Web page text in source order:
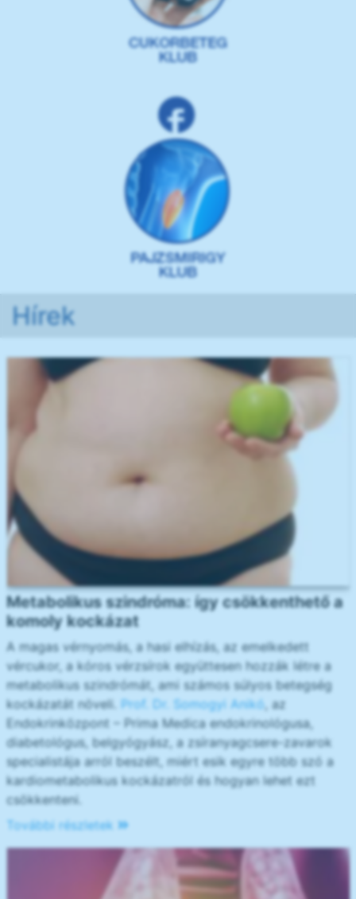
Hírek
Metabolikus szindróma: így csökkenthető a
komoly kockázat
A magas vérnyomás, a hasi elhízás, az emelkedett
vércukor, a kóros vérzsírok együttesen hozzák létre a
metabolikus szindrómát, ami számos súlyos betegség
kockázatát növeli. Prof. Dr. Somogyi Anikó, az
Endokrinközpont – Prima Medica endokrinológusa,
diabetológus, belgyógyász, a zsíranyagcsere-zavarok
specialistája arról beszélt, miért esik egyre több szó a
kardiometabolikus kockázatról és hogyan lehet ezt
csökkenteni.
További részletek